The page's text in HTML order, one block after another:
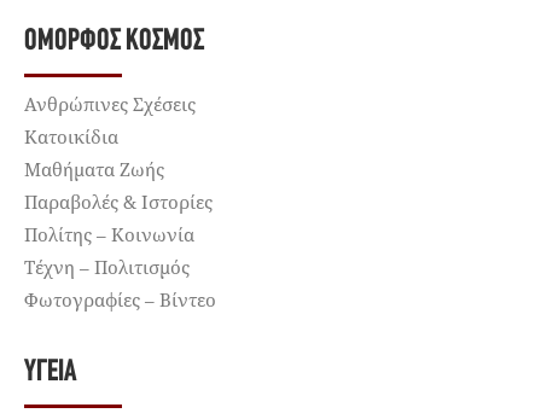
ΌΜΟΡΦΟΣ ΚΌΣΜΟΣ
Ανθρώπινες Σχέσεις
Κατοικίδια
Μαθήματα Ζωής
Παραβολές & Ιστορίες
Πολίτης – Κοινωνία
Τέχνη – Πολιτισμός
Φωτογραφίες – Βίντεο
ΥΓΕΊΑ